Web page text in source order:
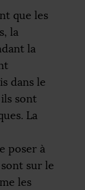
que les
la
la
dans le
sont
La
poser à
sur le
les